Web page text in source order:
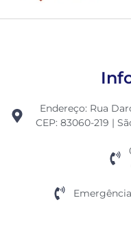
Endereço: Rua
CEP: 83060-219 |